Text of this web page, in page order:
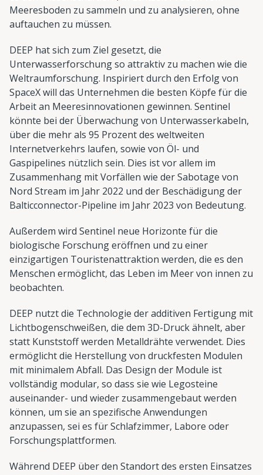
Meeresboden zu sammeln und zu analysieren, ohne
auftauchen zu müssen.
DEEP hat sich zum Ziel gesetzt, die
Unterwasserforschung so attraktiv zu machen wie die
Weltraumforschung. Inspiriert durch den Erfolg von
SpaceX will das Unternehmen die besten Köpfe für die
Arbeit an Meeresinnovationen gewinnen. Sentinel
könnte bei der Überwachung von Unterwasserkabeln,
über die mehr als 95 Prozent des weltweiten
Internetverkehrs laufen, sowie von Öl- und
Gaspipelines nützlich sein. Dies ist vor allem im
Zusammenhang mit Vorfällen wie der Sabotage von
Nord Stream im Jahr 2022 und der Beschädigung der
Balticconnector-Pipeline im Jahr 2023 von Bedeutung.
Außerdem wird Sentinel neue Horizonte für die
biologische Forschung eröffnen und zu einer
einzigartigen Touristenattraktion werden, die es den
Menschen ermöglicht, das Leben im Meer von innen zu
beobachten.
DEEP nutzt die Technologie der additiven Fertigung mit
Lichtbogenschweißen, die dem 3D-Druck ähnelt, aber
statt Kunststoff werden Metalldrähte verwendet. Dies
ermöglicht die Herstellung von druckfesten Modulen
mit minimalem Abfall. Das Design der Module ist
vollständig modular, so dass sie wie Legosteine
auseinander- und wieder zusammengebaut werden
können, um sie an spezifische Anwendungen
anzupassen, sei es für Schlafzimmer, Labore oder
Forschungsplattformen.
Während DEEP über den Standort des ersten Einsatzes